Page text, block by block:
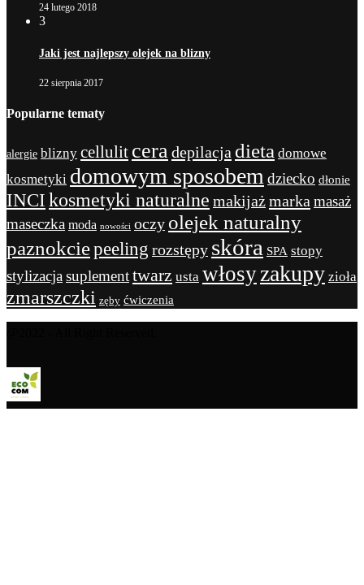
24 lutego 2018
3
Jaki jest najlepszy olejek na blizny
22 sierpnia 2017
Popularne tematy
alergie blizny cellulit cera depilacja dieta domowe
kosmetyki domowym sposobem dziecko dłonie
INCI kosmetyki naturalne makijażmarka masaż
maseczka moda nowości oczy olejek naturalny
paznokciepeeling rozstępy skóra SPA stopy
stylizacja suplementtwarz usta włosyzakupy zioła
zmarszczki zęby ćwiczenia